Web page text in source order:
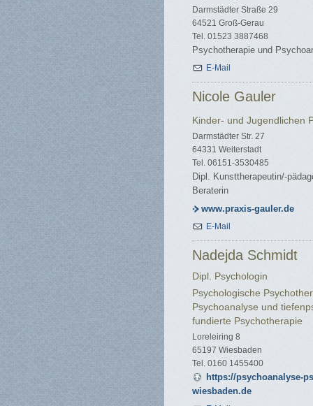
Darmstädter Straße 29
64521 Groß-Gerau
Tel. 01523 3887468
Psychotherapie und
E-Mail
Nicole Gauler
Kinder- und Jugendlichen
Darmstädter Str. 27
64331 Weiterstadt
Tel. 06151-3530485
Dipl. Kunsttherapeutin/-
Beraterin
www.praxis-gauler.de
E-Mail
Nadejda Schmidt
Dipl. Psychologin
Psychologische
Psychoanalyse und
fundierte Psychotherapie
Loreleiring 8
65197 Wiesbaden
Tel. 0160 1455400
https://psychoanalyse-
wiesbaden.de